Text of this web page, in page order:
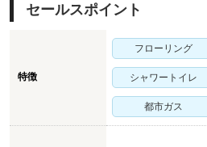
セールスポイント
特徴
フローリング
シャワートイレ
都市ガス